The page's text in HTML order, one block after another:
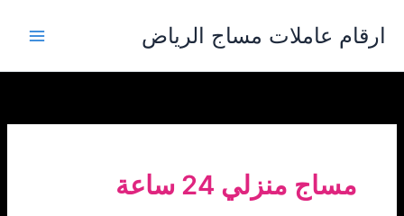
المحتوى
ارقام عاملات مساج الرياض
مساج منزلي 24 ساعة